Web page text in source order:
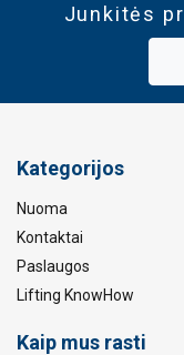
Junkitės
Kategorijos
Nuoma
Kontaktai
Paslaugos
Lifting KnowHow
Kaip mus rasti